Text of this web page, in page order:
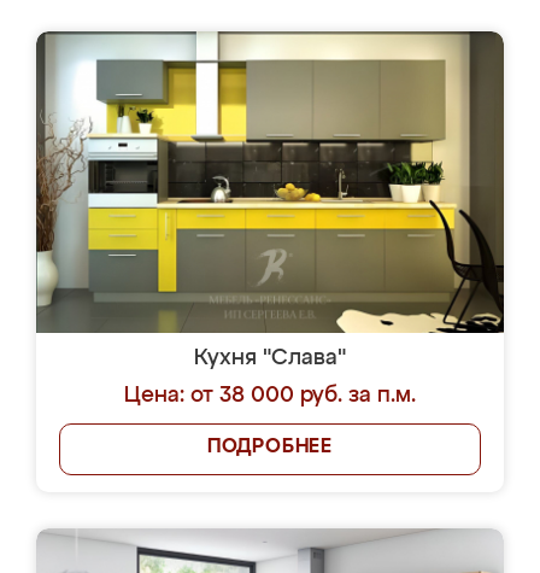
Кухня "Слава"
Цена: от 38 000 руб. за п.м.
ПОДРОБНЕЕ